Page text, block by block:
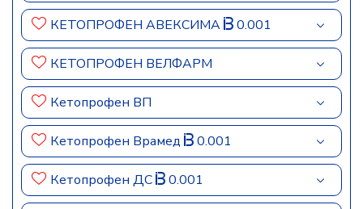
КЕТОПРОФЕН АВЕКСИМА 0.001
КЕТОПРОФЕН ВЕЛФАРМ
Кетопрофен ВП
Кетопрофен Врамед 0.001
Кетопрофен ДС 0.001